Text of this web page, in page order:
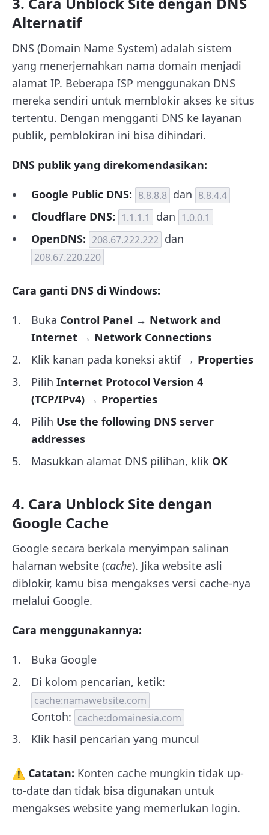
Alternatif
DNS (Domain Name System) adalah sistem
yang menerjemahkan nama domain menjadi
alamat IP. Beberapa ISP menggunakan DNS
mereka sendiri untuk memblokir akses ke situs
tertentu. Dengan mengganti DNS ke layanan
publik, pemblokiran ini bisa dihindari.
DNS publik yang direkomendasikan:
Google Public DNS: 8.8.8.8 dan 8.8.4.4
Cloudflare DNS: 1.1.1.1 dan 1.0.0.1
OpenDNS: 208.67.222.222 dan
208.67.220.220
Cara ganti DNS di Windows:
Buka Control Panel → Network and
Internet → Network Connections
Klik kanan pada koneksi aktif → Properties
Pilih Internet Protocol Version 4
(TCP/IPv4) → Properties
Pilih Use the following DNS server
addresses
Masukkan alamat DNS pilihan, klik OK
4. Cara Unblock Site dengan
Google Cache
Google secara berkala menyimpan salinan
halaman website (cache). Jika website asli
diblokir, kamu bisa mengakses versi cache-nya
melalui Google.
Cara menggunakannya:
Buka Google
Di kolom pencarian, ketik:
cache:namawebsite.com
Contoh: cache:domainesia.com
Klik hasil pencarian yang muncul
⚠️ Catatan: Konten cache mungkin tidak up-
to-date dan tidak bisa digunakan untuk
mengakses website yang memerlukan login.